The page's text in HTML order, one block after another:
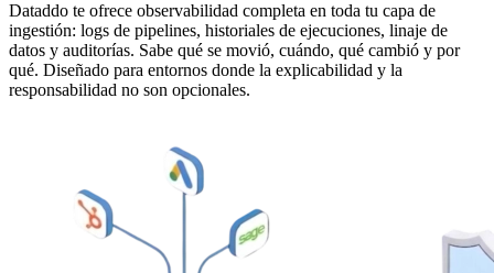
Dataddo te ofrece observabilidad completa en toda tu capa de
ingestión: logs de pipelines, historiales de ejecuciones, linaje de
datos y auditorías. Sabe qué se movió, cuándo, qué cambió y por
qué. Diseñado para entornos donde la explicabilidad y la
responsabilidad no son opcionales.